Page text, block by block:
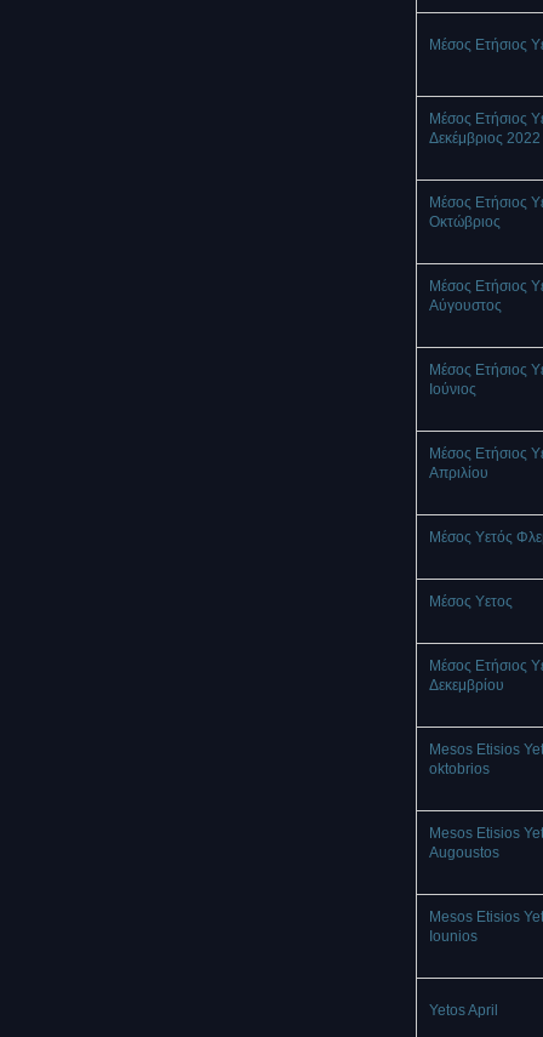
Μέσος Ετήσιος
Μέσος Ετήσιος
Δεκέμβριος 2022
Μέσος Ετήσιος
Οκτώβριος
Μέσος Ετήσιος
Αύγουστος
Μέσος Ετήσιος
Ιούνιος
Μέσος Ετήσιος
Απριλίου
Μέσος Υετός
Mέσος Υετος
Μέσος Ετήσιος
Δεκεμβρίου
Mesos Etisios
oktobrios
Mesos Etisios
Augoustos
Mesos Etisios
Iounios
Yetos April